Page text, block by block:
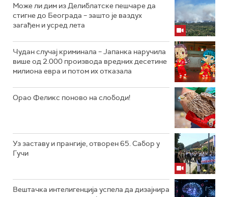
Може ли дим из Делиблатске пешчаре да
стигне до Београда – зашто је ваздух
загађен и усред лета
Чудан случај криминала – Јапанка наручила
више од 2.000 производа вредних десетине
милиона евра и потом их отказала
Орао Феликс поново на слободи!
Уз заставу и прангије, отворен 65. Сабор у
Гучи
Вештачка интелигенција успела да дизајнира